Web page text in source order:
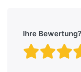
Ihre Bewertung?